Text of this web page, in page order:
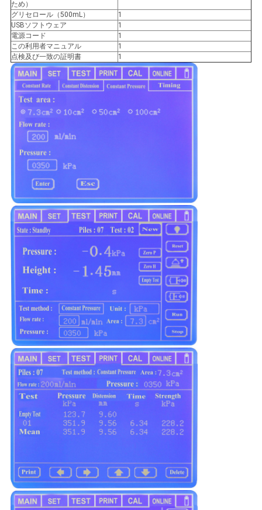
ため）
グリセロール（500mL）
1
USBソフトウェア
1
電源コード
1
この利用者マニュアル
1
点検及び一致の証明書
1